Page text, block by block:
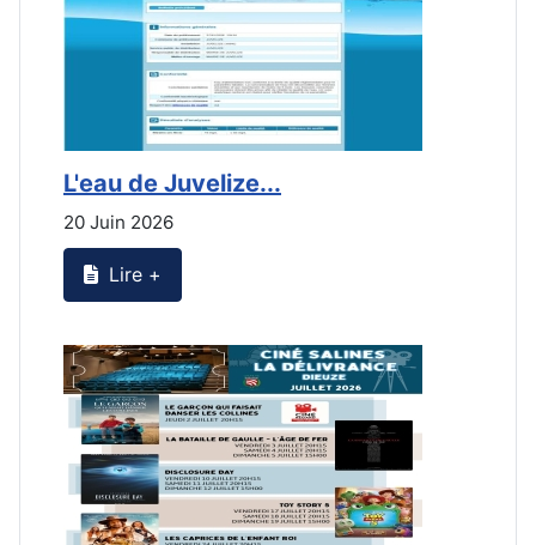
L'eau de Juvelize...
20 Juin 2026
Lire +